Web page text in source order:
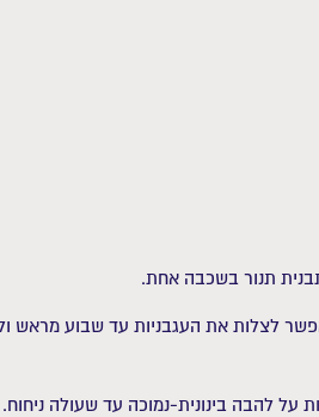
אפשר לצלות את העגבניות עד שבוע
להבה בינונית-נמוכה עד שעולה ניחוח.